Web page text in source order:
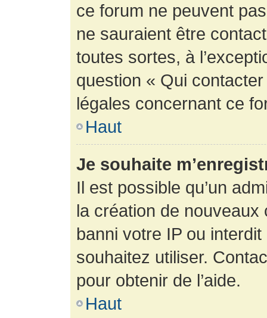
ce forum ne peuvent
ne sauraient être
toutes sortes, à
question « Qui
légales concernant ce
Haut
Je souhaite
Il est possible qu’un
la création de
banni votre IP ou
souhaitez utiliser.
pour obtenir de l’aide.
Haut